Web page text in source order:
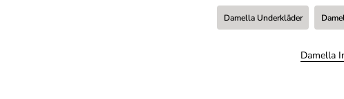
Damella Underkläder
Damella